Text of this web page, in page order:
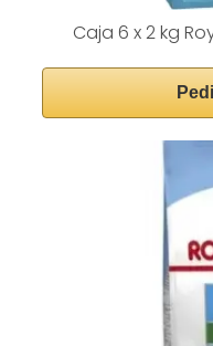
Caja 6 x 2 kg